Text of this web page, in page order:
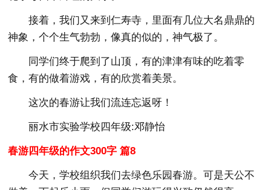
接着，我们又来到仁寿寺，里面有几位大名鼎鼎的
神象，个个生气勃勃，像真的似的，神气极了。
同学们终于爬到了山顶，有的津津有味的吃着零
食，有的做着游戏，有的欣赏着美景。
这次的春游让我们流连忘返呀！
丽水市实验学校四年级:邓静怡
春游四年级的作文300字 篇8
今天，学校组织我们去绿色乐园春游。可是天公不